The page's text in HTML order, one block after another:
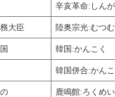
辛亥革命:しん
大臣 陸奥宗光:むつ
韓国:かんこく
韓国併合:かん
鹿鳴館:ろくめ